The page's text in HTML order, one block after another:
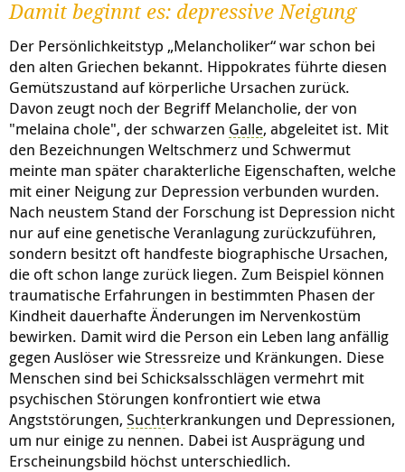
Damit beginnt es: depressive Neigung
Der Persönlichkeitstyp „Melancholiker“ war schon bei
den alten Griechen bekannt. Hippokrates führte diesen
Gemütszustand auf körperliche Ursachen zurück.
Davon zeugt noch der Begriff Melancholie, der von
"melaina chole", der schwarzen Galle, abgeleitet ist. Mit
den Bezeichnungen Weltschmerz und Schwermut
meinte man später charakterliche Eigenschaften, welche
mit einer Neigung zur Depression verbunden wurden.
Nach neustem Stand der Forschung ist Depression nicht
nur auf eine genetische Veranlagung zurückzuführen,
sondern besitzt oft handfeste biographische Ursachen,
die oft schon lange zurück liegen. Zum Beispiel können
traumatische Erfahrungen in bestimmten Phasen der
Kindheit dauerhafte Änderungen im Nervenkostüm
bewirken. Damit wird die Person ein Leben lang anfällig
gegen Auslöser wie Stressreize und Kränkungen. Diese
Menschen sind bei Schicksalsschlägen vermehrt mit
psychischen Störungen konfrontiert wie etwa
Angststörungen, Suchterkrankungen und Depressionen,
um nur einige zu nennen. Dabei ist Ausprägung und
Erscheinungsbild höchst unterschiedlich.